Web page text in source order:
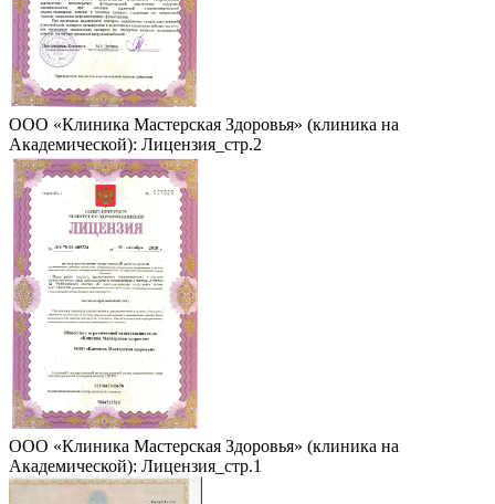
ООО «Клиника Мастерская Здоровья» (клиника на
Академической): Лицензия_стр.2
ООО «Клиника Мастерская Здоровья» (клиника на
Академической): Лицензия_стр.1